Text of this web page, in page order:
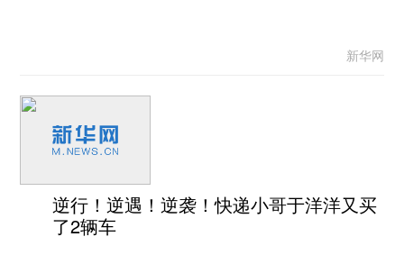
新华网
逆行！逆遇！逆袭！快递小哥于洋洋又买
了2辆车